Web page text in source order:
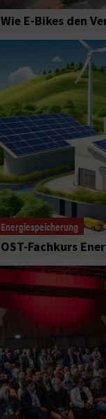
Wie E-Bikes den
Energiespeicherung
OST-Fachkurs